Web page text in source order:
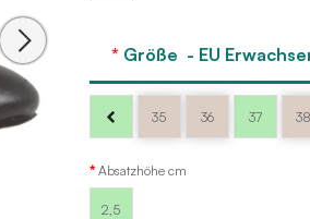
Größe - EU
35 36 37 38
Absatzhöhe cm
2,5